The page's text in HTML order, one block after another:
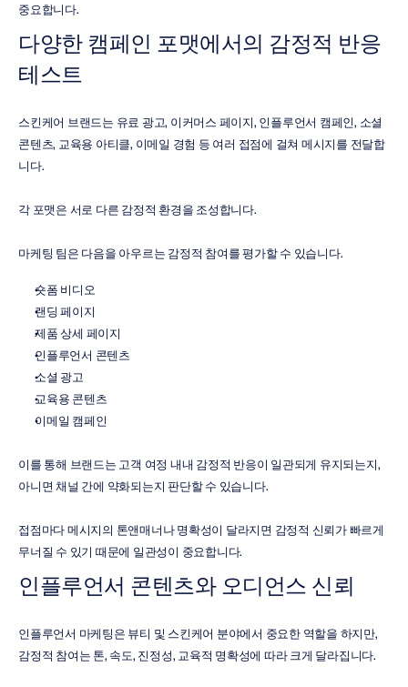
중요합니다.
다양한 캠페인 포맷에서의 감정적 반응
테스트
스킨케어 브랜드는 유료 광고, 이커머스 페이지, 인플루언서 캠페인, 소셜
콘텐츠, 교육용 아티클, 이메일 경험 등 여러 접점에 걸쳐 메시지를 전달합
니다.
각 포맷은 서로 다른 감정적 환경을 조성합니다.
마케팅 팀은 다음을 아우르는 감정적 참여를 평가할 수 있습니다.
숏폼 비디오
랜딩 페이지
제품 상세 페이지
인플루언서 콘텐츠
소셜 광고
교육용 콘텐츠
이메일 캠페인
이를 통해 브랜드는 고객 여정 내내 감정적 반응이 일관되게 유지되는지,
아니면 채널 간에 약화되는지 판단할 수 있습니다.
접점마다 메시지의 톤앤매너나 명확성이 달라지면 감정적 신뢰가 빠르게
무너질 수 있기 때문에 일관성이 중요합니다.
인플루언서 콘텐츠와 오디언스 신뢰
인플루언서 마케팅은 뷰티 및 스킨케어 분야에서 중요한 역할을 하지만,
감정적 참여는 톤, 속도, 진정성, 교육적 명확성에 따라 크게 달라집니다.